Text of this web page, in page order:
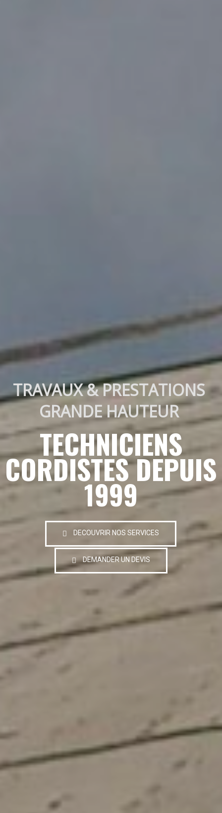
TRAVAUX & PRESTATIONS
GRANDE HAUTEUR
TECHNICIENS
CORDISTES DEPUIS
1999
DECOUVRIR NOS SERVICES
DEMANDER UN DEVIS